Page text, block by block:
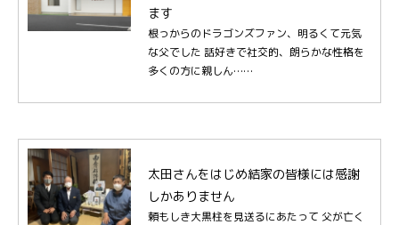
ます
根っからのドラゴンズファン、明るくて元気
な父でした 話好きで社交的、朗らかな性格を
多くの方に親しん……
太田さんをはじめ結家の皆様には感謝
しかありません
頼もしき大黒柱を見送るにあたって 父が亡く